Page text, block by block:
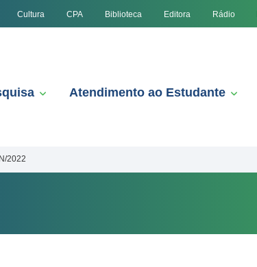
Cultura CPA Biblioteca Editora Rádio
Atendimento ao Estudante
2022